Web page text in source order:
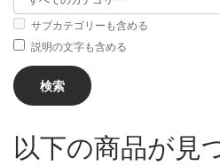
サブカテゴリーも含める
説明の文字も含める
以下の商品が見